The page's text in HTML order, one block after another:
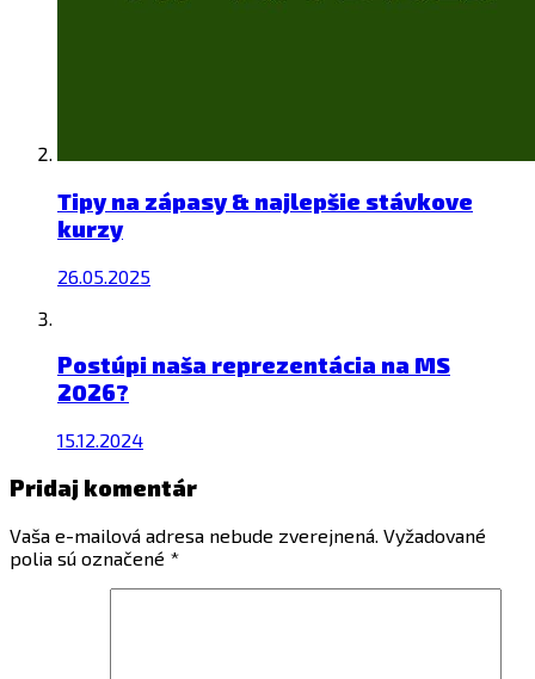
Tipy na zápasy & najlepšie stávkove
kurzy
26.05.2025
Postúpi naša reprezentácia na MS
2026?
15.12.2024
Pridaj komentár
Vaša e-mailová adresa nebude zverejnená. Vyžadované
polia sú označené *